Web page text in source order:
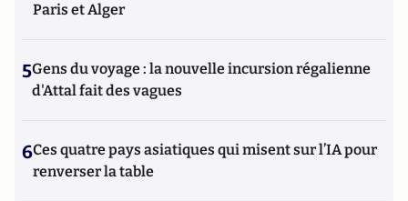
Paris et Alger
5Gens du voyage : la nouvelle incursion régalienne
d'Attal fait des vagues
6Ces quatre pays asiatiques qui misent sur l’IA pour
renverser la table